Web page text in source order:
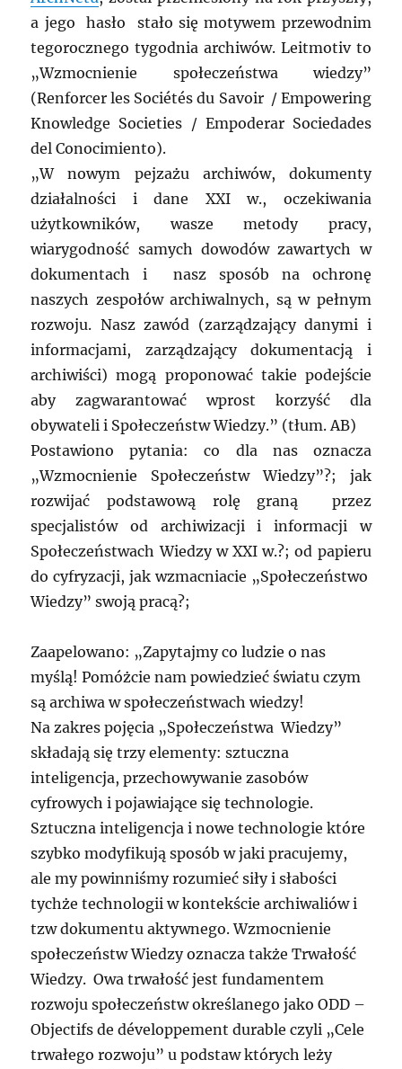
a jego hasło stało się motywem przewodnim
tegorocznego tygodnia archiwów. Leitmotiv to
„Wzmocnienie społeczeństwa wiedzy”
(Renforcer les Sociétés du Savoir / Empowering
Knowledge Societies / Empoderar Sociedades
del Conocimiento).
„W nowym pejzażu archiwów, dokumenty
działalności i dane XXI w., oczekiwania
użytkowników, wasze metody pracy,
wiarygodność samych dowodów zawartych w
dokumentach i nasz sposób na ochronę
naszych zespołów archiwalnych, są w pełnym
rozwoju. Nasz zawód (zarządzający danymi i
informacjami, zarządzający dokumentacją i
archiwiści) mogą proponować takie podejście
aby zagwarantować wprost korzyść dla
obywateli i Społeczeństw Wiedzy.” (tłum. AB)
Postawiono pytania: co dla nas oznacza
„Wzmocnienie Społeczeństw Wiedzy”?; jak
rozwijać podstawową rolę graną przez
specjalistów od archiwizacji i informacji w
Społeczeństwach Wiedzy w XXI w.?; od papieru
do cyfryzacji, jak wzmacniacie „Społeczeństwo
Wiedzy” swoją pracą?;
Zaapelowano: „Zapytajmy co ludzie o nas
myślą! Pomóżcie nam powiedzieć światu czym
są archiwa w społeczeństwach wiedzy!
Na zakres pojęcia „Społeczeństwa Wiedzy”
składają się trzy elementy: sztuczna
inteligencja, przechowywanie zasobów
cyfrowych i pojawiające się technologie.
Sztuczna inteligencja i nowe technologie które
szybko modyfikują sposób w jaki pracujemy,
ale my powinniśmy rozumieć siły i słabości
tychże technologii w kontekście archiwaliów i
tzw dokumentu aktywnego. Wzmocnienie
społeczeństw Wiedzy oznacza także Trwałość
Wiedzy. Owa trwałość jest fundamentem
rozwoju społeczeństw określanego jako ODD –
Objectifs de développement durable czyli „Cele
trwałego rozwoju” u podstaw których leży